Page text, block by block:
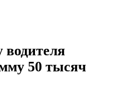
50 тысяч